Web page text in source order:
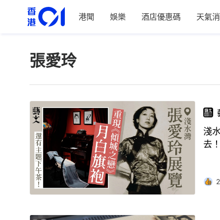
港聞 娛樂 酒店優惠碼 天氣
張愛玲
淺
去
2